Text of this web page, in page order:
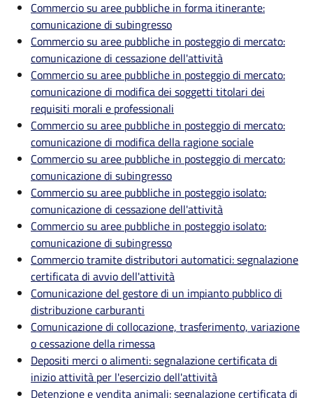
Commercio su aree pubbliche in forma itinerante:
comunicazione di subingresso
Commercio su aree pubbliche in posteggio di mercato:
comunicazione di cessazione dell'attività
Commercio su aree pubbliche in posteggio di mercato:
comunicazione di modifica dei soggetti titolari dei
requisiti morali e professionali
Commercio su aree pubbliche in posteggio di mercato:
comunicazione di modifica della ragione sociale
Commercio su aree pubbliche in posteggio di mercato:
comunicazione di subingresso
Commercio su aree pubbliche in posteggio isolato:
comunicazione di cessazione dell'attività
Commercio su aree pubbliche in posteggio isolato:
comunicazione di subingresso
Commercio tramite distributori automatici: segnalazione
certificata di avvio dell'attività
Comunicazione del gestore di un impianto pubblico di
distribuzione carburanti
Comunicazione di collocazione, trasferimento, variazione
o cessazione della rimessa
Depositi merci o alimenti: segnalazione certificata di
inizio attività per l'esercizio dell'attività
Detenzione e vendita animali: segnalazione certificata di